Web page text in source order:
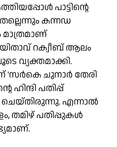
പാട്ടിന്റെ
കന്നഡ
റക്വീബ് ആലം
വ്യക്തമാക്കി.
'സർകെ ചുനാർ തേരി
പതിപ്പ്
ചെയ്തിരുന്നു. എന്നാൽ
തമിഴ് പതിപ്പുകൾ